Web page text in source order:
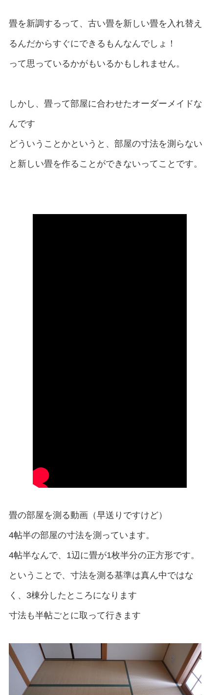
畳を新調するって、古い畳を新しい畳を入れ替え
るんだからすぐにできるもんなんでしょ！
って思っているかがもいるかもしれません。
しかし、畳って部屋に合わせたオーダーメイドな
んです
どういうことかというと、部屋の寸法を測らない
と新しい畳を作ることができないってことです。
畳の部屋を測る動画（早送りですけど）
4帖半の部屋の寸法を測っています。
4帖半なんで、1辺に畳が1枚半分の正方形です。
ということで、寸法を測る基準は真ん中ではな
く、3棟分したところになります
寸法も半帖ごとに取って行きます